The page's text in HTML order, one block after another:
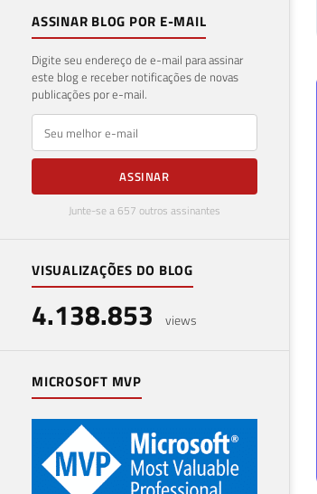
ASSINAR BLOG POR E-MAIL
Digite seu endereço de e-mail para assinar
este blog e receber notificações de novas
publicações por e-mail.
E-mail
ASSINAR
Junte-se a 657 outros assinantes
VISUALIZAÇÕES DO BLOG
4.138.853 views
MICROSOFT MVP